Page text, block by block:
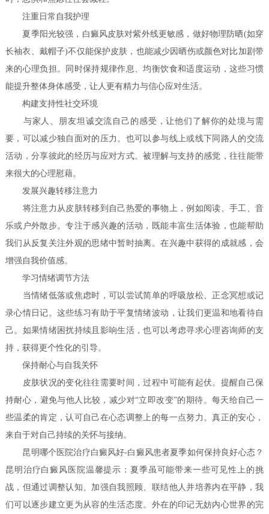
注重日常自我护理
夏季阳光较强，白癜风皮肤对紫外线更敏感，做好物理防晒(如穿
长袖衣、戴帽子)不仅能保护皮肤，也能减少因晒伤或颜色对比加剧带
来的心理负担。同时保持规律作息、均衡饮食和适度运动，这些习惯
能提升整体身体感受，让人更有精力与信心应对生活。
构建支持性社交环境
与家人、朋友坦诚交流自己的感受，让他们了解你的处境与需
要，可以减少独自面对的压力。也可以参与线上或线下同路人的交流
活动，分享彼此的经历与应对方式。被理解与支持的感觉，往往能带
来很大的心理慰藉。
发展兴趣转移注意力
将注意力从皮肤转移到自己热爱的事物上，例如阅读、手工、音
乐或户外散步。专注于感兴趣的活动，既能丰富生活体验，也能帮助
我们从反复关注外观的思绪中暂时抽离。在兴趣中获得的成就感，会
增强自我价值感。
学习情绪调节方法
当情绪低落或焦虑时，可以尝试简单的呼吸放松、正念冥想或记
录心情日记。这些练习有助于平复情绪波动，让我们更温和地看待自
己。如果情绪困扰持续且影响生活，也可以考虑寻求心理咨询师的支
持，获得更个性化的引导。
保持耐心与自我关怀
皮肤状况的变化往往需要时间，过程中可能有起伏。提醒自己保
持耐心，避免与他人比较，减少对“立即改变”的期待。每天给自己一
些温柔的肯定，认可自己在心态调整上的每一点努力。真正的安心，
来自于对自己持续的关怀与接纳。
昆明哪个医院治疗白癜风好-白癜风患者夏季如何保持良好心态？
昆明治疗白癜风医院温馨提示：夏季虽可能带来一些可见性上的挑
战，但通过调整认知、加强自我照顾、联结他人并培养内在平静，我
们可以逐步建立更为从容的生活态度。外在的印记无妨内心世界的完